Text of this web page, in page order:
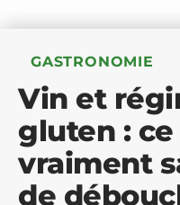
GASTRONOMIE
Vin et
gluten : ce
vraiment
de